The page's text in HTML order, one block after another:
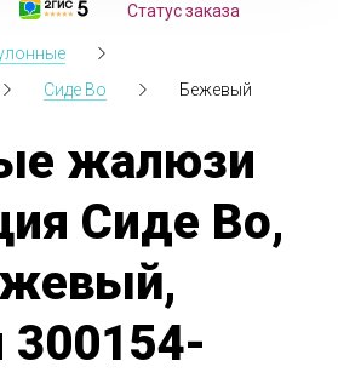
Статус заказа
Сиде Во Бежевый
жалюзи
Сиде Во,
300154-